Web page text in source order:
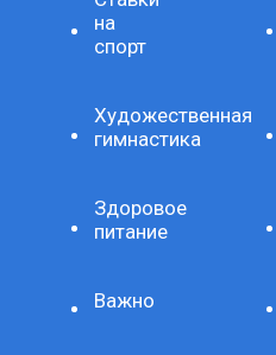
на
спорт
Художественная
гимнастика
Здоровое
питание
Важно